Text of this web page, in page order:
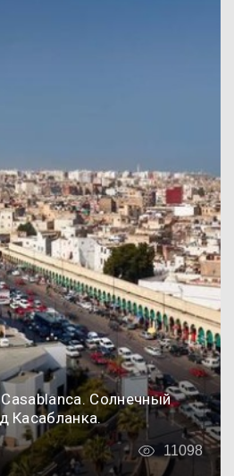
Солнечный
Касабланка.
11098